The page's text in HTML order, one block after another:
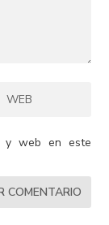
y web en este